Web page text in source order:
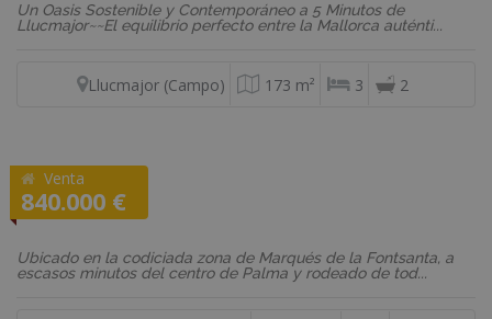
Un Oasis Sostenible y Contemporáneo a 5 Minutos de
Llucmajor~~El equilibrio perfecto entre la Mallorca auténti...
Llucmajor (Campo) 173 m² 3 2
Venta
840.000 €
REF: P6JC44
Ático
Ubicado en la codiciada zona de Marqués de la Fontsanta, a
escasos minutos del centro de Palma y rodeado de tod...